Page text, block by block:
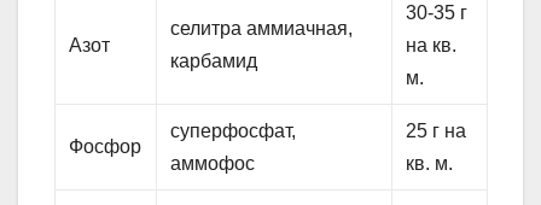
Азот
селитра аммиачная,
карбамид
30-35 г
на кв.
м.
Фосфор
суперфосфат,
аммофос
25 г на
кв. м.